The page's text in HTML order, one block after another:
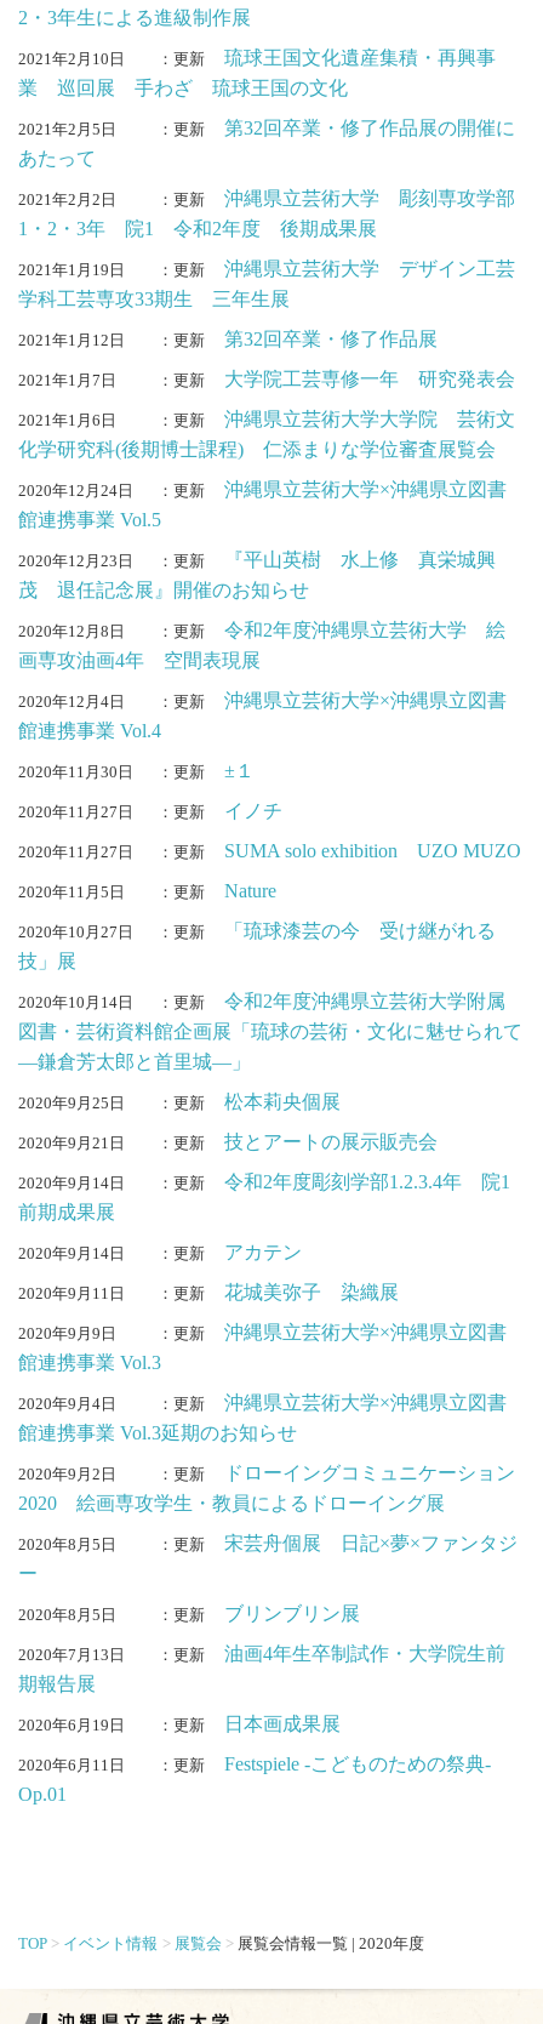
2・3年生による進級制作展
2021年2月10日 ：更新
琉球王国文化遺産集積・再興事
業 巡回展 手わざ 琉球王国の文化
2021年2月5日 ：更新
第32回卒業・修了作品展の開催に
あたって
2021年2月2日 ：更新
沖縄県立芸術大学 彫刻専攻学部
1・2・3年 院1 令和2年度 後期成果展
2021年1月19日 ：更新
沖縄県立芸術大学 デザイン工芸
学科工芸専攻33期生 三年生展
2021年1月12日 ：更新 第32回卒業・修了作品展
2021年1月7日 ：更新 大学院工芸専修一年 研究発表会
2021年1月6日 ：更新
沖縄県立芸術大学大学院 芸術文
化学研究科(後期博士課程) 仁添まりな学位審査展覧会
2020年12月24日 ：更新
沖縄県立芸術大学×沖縄県立図書
館連携事業 Vol.5
2020年12月23日 ：更新
『平山英樹 水上修 真栄城興
茂 退任記念展』開催のお知らせ
2020年12月8日 ：更新
令和2年度沖縄県立芸術大学 絵
画専攻油画4年 空間表現展
2020年12月4日 ：更新
沖縄県立芸術大学×沖縄県立図書
館連携事業 Vol.4
2020年11月30日 ：更新 ±１
2020年11月27日 ：更新 イノチ
2020年11月27日 ：更新 SUMA solo exhibition UZO MUZO
2020年11月5日 ：更新 Nature
2020年10月27日 ：更新
「琉球漆芸の今 受け継がれる
技」展
2020年10月14日 ：更新
令和2年度沖縄県立芸術大学附属
図書・芸術資料館企画展「琉球の芸術・文化に魅せられて
―鎌倉芳太郎と首里城―」
2020年9月25日 ：更新 松本莉央個展
2020年9月21日 ：更新 技とアートの展示販売会
2020年9月14日 ：更新
令和2年度彫刻学部1.2.3.4年 院1
前期成果展
2020年9月14日 ：更新 アカテン
2020年9月11日 ：更新 花城美弥子 染織展
2020年9月9日 ：更新
沖縄県立芸術大学×沖縄県立図書
館連携事業 Vol.3
2020年9月4日 ：更新
沖縄県立芸術大学×沖縄県立図書
館連携事業 Vol.3延期のお知らせ
2020年9月2日 ：更新
ドローイングコミュニケーション
2020 絵画専攻学生・教員によるドローイング展
2020年8月5日 ：更新
宋芸舟個展 日記×夢×ファンタジ
ー
2020年8月5日 ：更新 ブリンブリン展
2020年7月13日 ：更新
油画4年生卒制試作・大学院生前
期報告展
2020年6月19日 ：更新 日本画成果展
2020年6月11日 ：更新
Festspiele -こどものための祭典-
Op.01
TOP イベント情報 展覧会 展覧会情報一覧 | 2020年度